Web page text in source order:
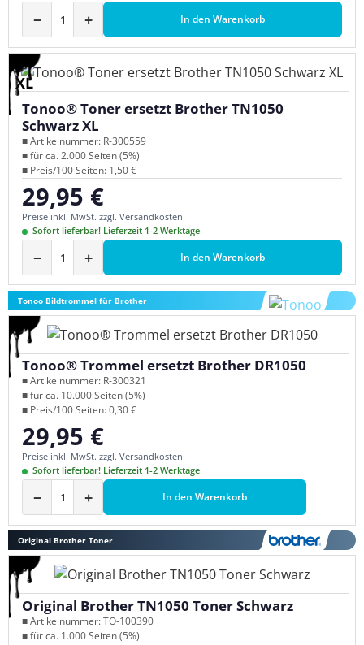
− + In den Warenkorb
XL
Tonoo® Toner ersetzt Brother TN1050
Schwarz XL
■ Artikelnummer: R-300559
■ für ca. 2.000 Seiten (5%)
■ Preis/100 Seiten: 1,50 €
Regulärer Preis:
29,95 €
Preise inkl. MwSt. zzgl. Versandkosten
Sofort lieferbar! Lieferzeit 1-2 Werktage
− + In den Warenkorb
Tonoo Bildtrommel für Brother
Tonoo® Trommel ersetzt Brother DR1050
■ Artikelnummer: R-300321
■ für ca. 10.000 Seiten (5%)
■ Preis/100 Seiten: 0,30 €
Regulärer Preis:
29,95 €
Preise inkl. MwSt. zzgl. Versandkosten
Sofort lieferbar! Lieferzeit 1-2 Werktage
− + In den Warenkorb
Original Brother Toner
Original Brother TN1050 Toner Schwarz
■ Artikelnummer: TO-100390
■ für ca. 1.000 Seiten (5%)